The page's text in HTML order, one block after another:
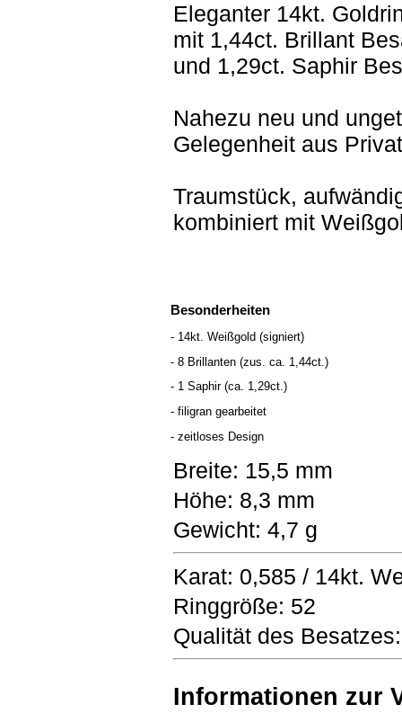
Eleganter 14kt.
mit 1,44ct. Brillant
und 1,29ct. Saphir
Nahezu neu und
Gelegenheit aus
Traumstück,
kombiniert mit
Besonderheiten
- 14kt. Weißgold (signiert)
- 8 Brillanten (zus. ca. 1,44ct.)
- 1 Saphir (ca. 1,29ct.)
- filigran gearbeitet
- zeitloses Design
Breite: 15,5 mm
Höhe: 8,3 mm
Gewicht: 4,7 g
Karat: 0,585 / 14kt.
Ringgröße: 52
Qualität des
Informationen zur